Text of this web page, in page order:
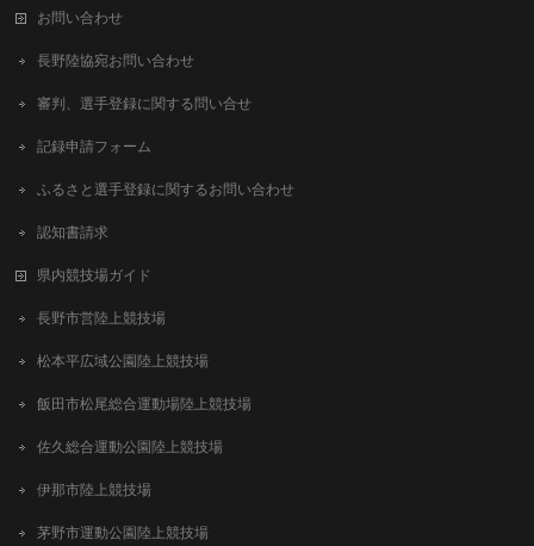
お問い合わせ
長野陸協宛お問い合わせ
審判、選手登録に関する問い合せ
記録申請フォーム
ふるさと選手登録に関するお問い合わせ
認知書請求
県内競技場ガイド
長野市営陸上競技場
松本平広域公園陸上競技場
飯田市松尾総合運動場陸上競技場
佐久総合運動公園陸上競技場
伊那市陸上競技場
茅野市運動公園陸上競技場